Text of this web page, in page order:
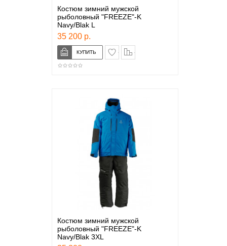
Костюм зимний мужской
рыболовный "FREEZE"-K
Navy/Blak L
35 200 р.
в закладки
Костюм зимний мужской
рыболовный "FREEZE"-K
Navy/Blak 3XL